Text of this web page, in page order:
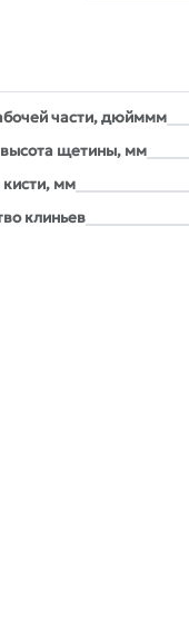
части, дюйммм
щетины, мм
мм
клиньев